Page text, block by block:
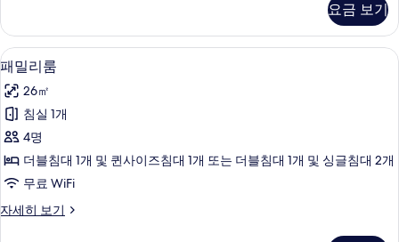
진
모
두
보
기
룸,
시
내
전
망
자
세
히
보
기
요금 보기
패
밀
리
룸
사
진
두
이탈리아 프레떼 시트, 고급 침구, 필로
4
패밀리룸
26㎡
침실 1개
4명
더블침대 1개 및 퀸사이즈침대 1개 또는 더블침대 1개 및 싱글침대 2개
무료 WiFi
자세히 보기
패